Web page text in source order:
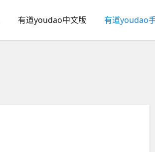
有道youdao中文版 有道youdao